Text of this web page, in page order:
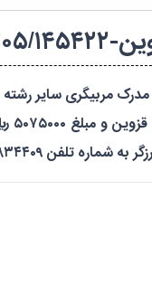
مربیگری سایر
*
تماس حاصل نمایید.